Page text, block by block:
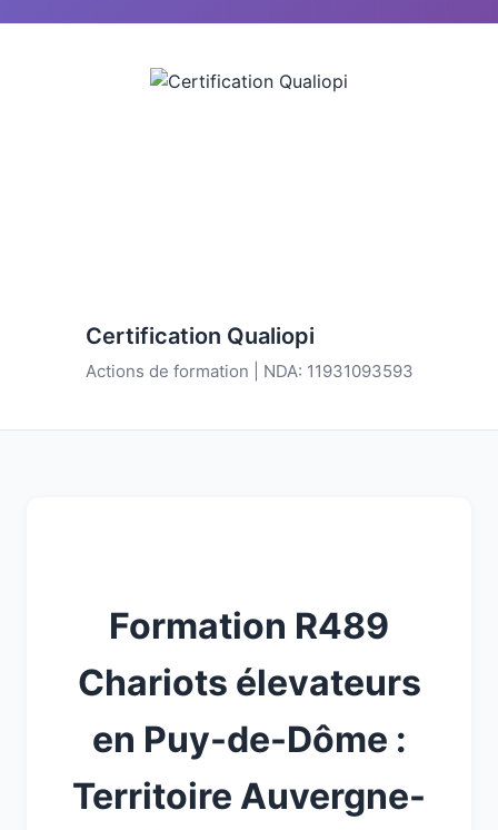
Certification Qualiopi
Actions de formation | NDA: 11931093593
Formation R489
Chariots élevateurs
en Puy-de-Dôme :
Territoire Auvergne-